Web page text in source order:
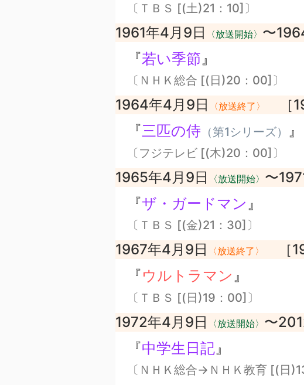
〔ＴＢＳ [(土)21：10]〕
1961年4月9日 〈放送開始〉 〜
『若い季節 』
〔ＮＨＫ総合 [(日)20：00]〕
1964年4月9日 〈放送終了〉 ［
『三匹の侍 （第1シリーズ） 』
〔フジテレビ [(木)20：00]〕
1965年4月9日 〈放送開始〉 〜
『ザ・ガードマン 』
〔ＴＢＳ [(金)21：30]〕
1967年4月9日 〈放送終了〉 ［
『ウルトラマン 』
〔ＴＢＳ [(日)19：00]〕
1972年4月9日 〈放送開始〉 〜
『中学生日記 』
〔ＮＨＫ総合→ＮＨＫ教育 [(日